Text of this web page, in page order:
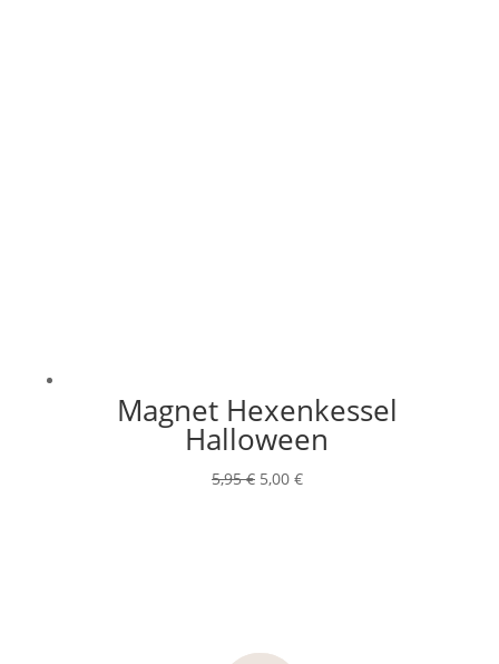
Magnet Hexenkessel
Halloween
5,95€ Ursprünglicher
5,00 €Aktueller